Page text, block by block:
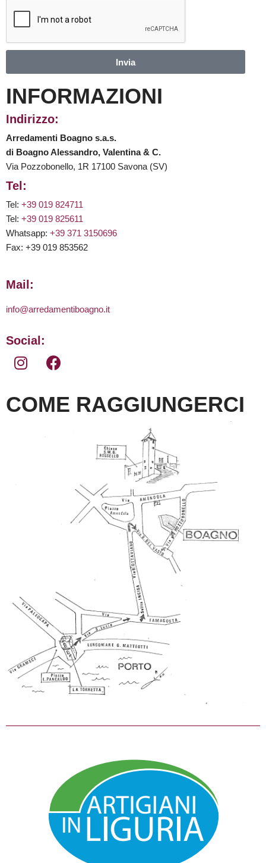
Invia
INFORMAZIONI
Indirizzo:
Arredamenti Boagno s.a.s.
di Boagno Alessandro, Valentina & C.
Via Pozzobonello, 1R 17100 Savona (SV)
Tel:
Tel: +39 019 824711
Tel: +39 019 825611
Whatsapp: +39 371 3150696
Fax: +39 019 853562
Mail:
info@arredamentiboagno.it
Social:
COME RAGGIUNGERCI